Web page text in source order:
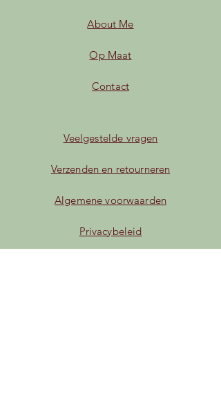
About Me
Op Maat
Contact
Veelgestelde vragen
Verzenden en retourneren
Algemene voorwaarden
Privacybeleid